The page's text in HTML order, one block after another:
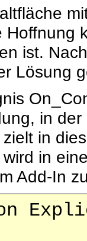
Hoffnung
ist.
Lösung
in
zielt in
wird in
Add-In